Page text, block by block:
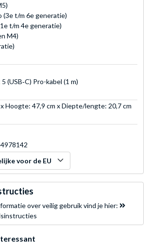
(3e t/m 6e generatie)
t/m 4e generatie)
M4)
(USB‑C) Pro-kabel (1 m)
Hoogte: 47,9 cm x Diepte/lengte: 20,7 cm
voor de EU
over veilig gebruik vind je hier: